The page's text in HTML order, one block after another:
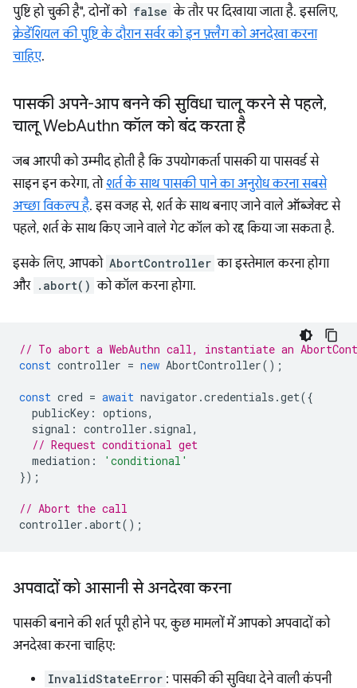
पुष्टि हो चुकी है", दोनों को false के तौर पर दिखाया जाता है. इसलिए,
क्रेडेंशियल की पुष्टि के दौरान सर्वर को इन फ़्लैग को अनदेखा करना
चाहिए.
पासकी अपने-आप बनने की सुविधा चालू करने से पहले,
चालू WebAuthn कॉल को बंद करता है
जब आरपी को उम्मीद होती है कि उपयोगकर्ता पासकी या पासवर्ड से
साइन इन करेगा, तोशर्त के साथ पासकी पाने का अनुरोध करना सबसे
अच्छा विकल्प है. इस वजह से, शर्त के साथ बनाए जाने वाले ऑब्जेक्ट से
पहले, शर्त के साथ किए जाने वाले गेट कॉल को रद्द किया जा सकता है.
इसके लिए, आपको AbortController का इस्तेमाल करना होगा
और .abort() को कॉल करना होगा.
// To abort a WebAuthn call, instantiate an
const controller = new AbortController();
const cred = await navigator .credentials .get({
publicKey : options,
signal : controller . signal ,
// Request conditional get
mediation :
'conditional'
});
// Abort the call
controller .abort();
अपवादों को आसानी से अनदेखा करना
पासकी बनाने की शर्त पूरी होने पर, कुछ मामलों में आपको अपवादों को
अनदेखा करना चाहिए:
InvalidStateError : पासकी की सुविधा देने वाली कंपनी